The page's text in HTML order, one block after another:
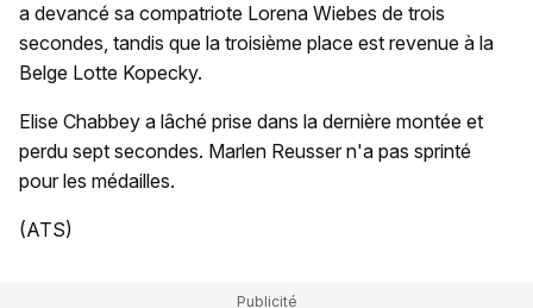
a devancé sa compatriote Lorena Wiebes de trois
secondes, tandis que la troisième place est revenue à la
Belge Lotte Kopecky.
Elise Chabbey a lâché prise dans la dernière montée et
perdu sept secondes. Marlen Reusser n'a pas sprinté
pour les médailles.
(ATS)